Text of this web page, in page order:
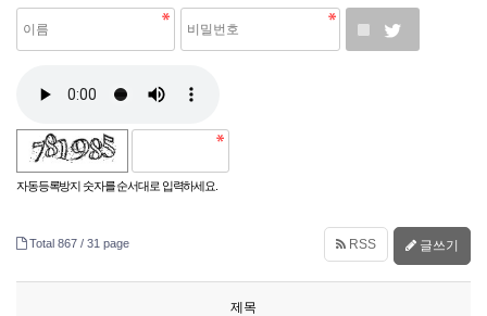
자동등록방지 숫자를 순서대로 입력하세요.
Total 867 / 31 page RSS 글쓰기
제목